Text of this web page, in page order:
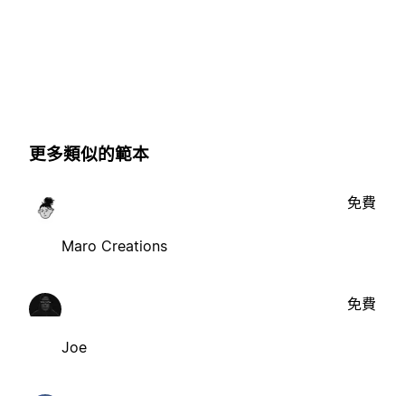
更多類似的範本
Maro Creations
免費
Joe
免費